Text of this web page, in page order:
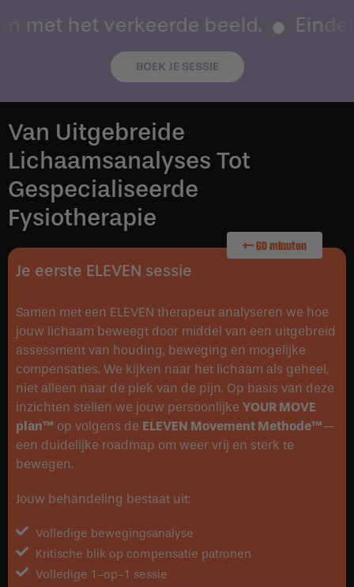
met het verkeerde beeld.
BOEK JE SESSIE
Van Uitgebreide
Lichaamsanalyses Tot
Gespecialiseerde
Fysiotherapie
+- 60 minuten
Je eerste ELEVEN sessie
Samen met een ELEVEN therapeut analyseren we hoe
jouw lichaam beweegt door middel van een uitgebreid
assessment van houding, beweging en mogelijke
compensaties. We kijken naar het lichaam als geheel,
niet alleen naar de plek van de pijn. Op basis van deze
inzichten stellen we jouw persoonlijke YOUR MOVE
plan™ op volgens de ELEVEN Movement Methode™—
een duidelijke roadmap om weer vrij en sterk te
bewegen.
Jouw behandeling bestaat uit:
Volledige bewegingsanalyse
Kritische blik op compensatie patronen
Volledige 1-op-1 sessie